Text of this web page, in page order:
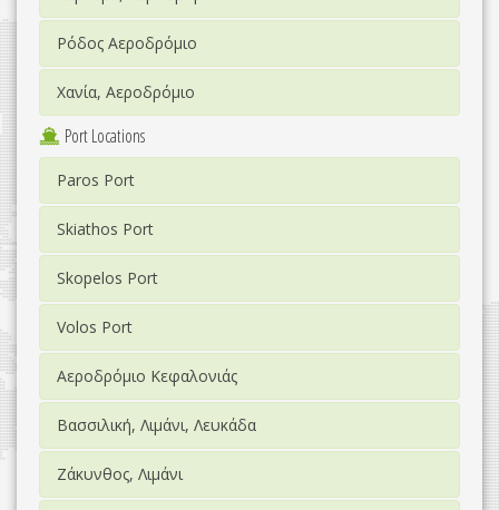
Ρόδος Αεροδρόμιο
Χανία, Αεροδρόμιο
Port Locations
Paros Port
Skiathos Port
Skopelos Port
Volos Port
Αεροδρόμιο Κεφαλονιάς
Βασσιλική, Λιμάνι, Λευκάδα
Ζάκυνθος, Λιμάνι